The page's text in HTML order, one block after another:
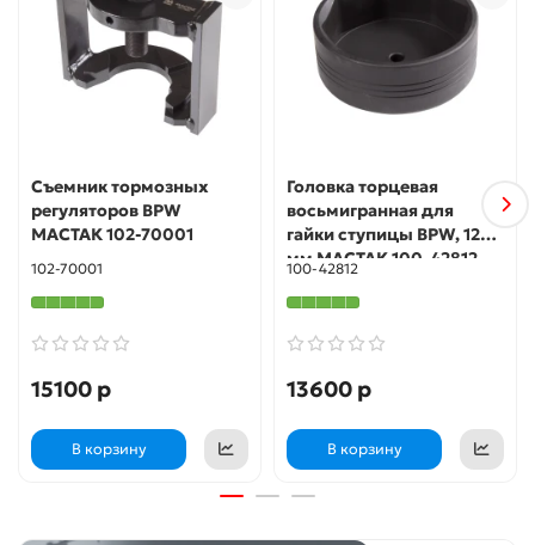
Съемник тормозных
регуляторов BPW
МАСТАК 102-70001
102-70001
15100 р
В корзину
Головка торцевая
восьмигранная для
гайки ступицы BPW, 120
мм МАСТАК 100-42812
100-42812
13600 р
В корзину